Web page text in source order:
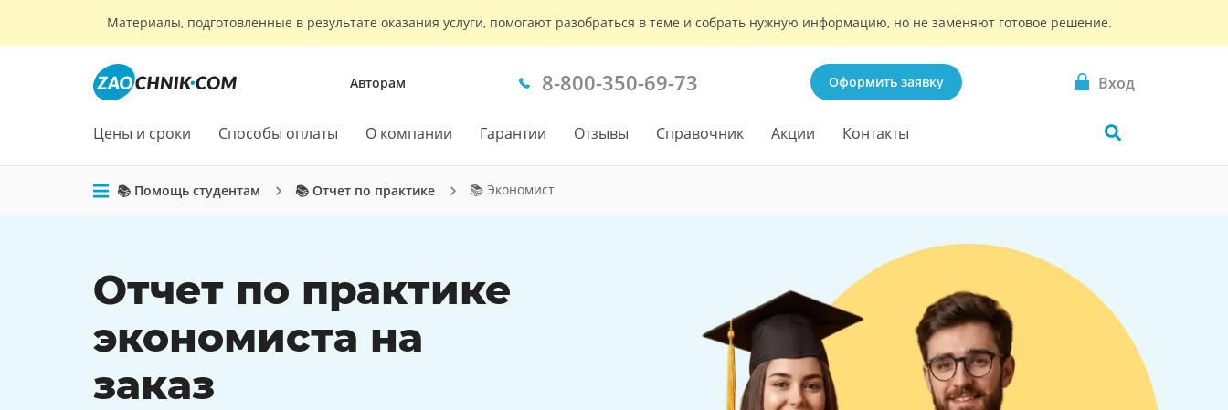
Материалы, подготовленные в результате оказания услуги, помогают разобраться в теме и собрать нужную информацию, но не заменяют готовое решение.
Авторам 8-800-350-69-73 Оформить заявку Вход
Цены и сроки Способы оплаты О компании Гарантии Отзывы Справочник Акции Контакты
📚 Помощь студентам 📚 Отчет по практике 📚 Экономист
Отчет по практике
экономиста на
заказ